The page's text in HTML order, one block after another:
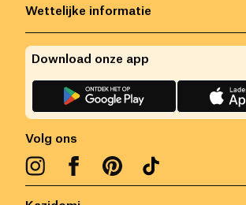
Wettelijke informatie
Volg ons
Download onze app